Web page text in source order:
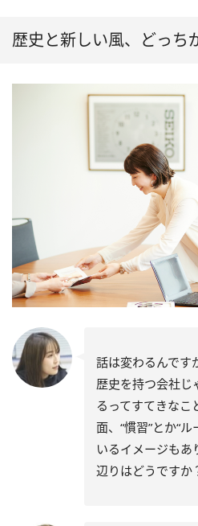
歴史と新しい風、どっち
話は変わるんです
歴史を持つ会社じ
るってすてきなこ
面、“慣習”とか“
いるイメージもあ
辺りはどうですか